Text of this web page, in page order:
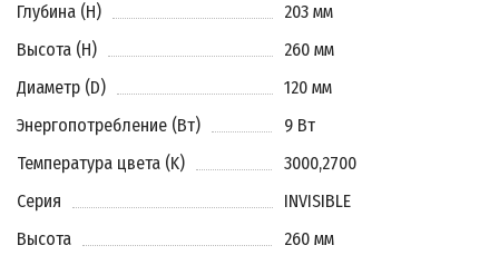
Глубина (H)
203 мм
Высота (H)
260 мм
Диаметр (D)
120 мм
Энергопотребление (Вт)
9 Вт
Температура цвета (K)
3000,2700
Серия
INVISIBLE
Высота
260 мм